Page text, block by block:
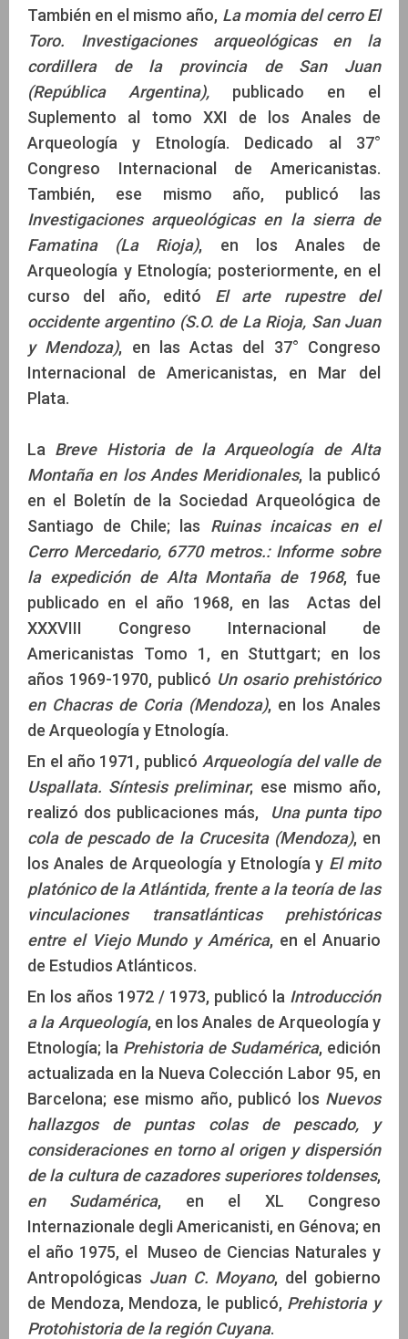
También en el mismo año, La momia del cerro El
Toro. Investigaciones arqueológicas en la
cordillera de la provincia de San Juan
(República Argentina), publicado en el
Suplemento al tomo XXI de los Anales de
Arqueología y Etnología. Dedicado al 37°
Congreso Internacional de Americanistas.
También, ese mismo año, publicó las
Investigaciones arqueológicas en la sierra de
Famatina (La Rioja), en los Anales de
Arqueología y Etnología; posteriormente, en el
curso del año, editó El arte rupestre del
occidente argentino (S.O. de La Rioja, San Juan
y Mendoza), en las Actas del 37° Congreso
Internacional de Americanistas, en Mar del
Plata.
La Breve Historia de la Arqueología de Alta
Montaña en los Andes Meridionales, la publicó
en el Boletín de la Sociedad Arqueológica de
Santiago de Chile; las Ruinas incaicas en el
Cerro Mercedario, 6770 metros.: Informe sobre
la expedición de Alta Montaña de 1968, fue
publicado en el año 1968, en las Actas del
XXXVIII Congreso Internacional de
Americanistas Tomo 1, en Stuttgart; en los
años 1969-1970, publicó Un osario prehistórico
en Chacras de Coria (Mendoza), en los Anales
de Arqueología y Etnología.
En el año 1971, publicó Arqueología del valle de
Uspallata. Síntesis preliminar; ese mismo año,
realizó dos publicaciones más,
Una punta tipo
cola de pescado de la Crucesita (Mendoza), en
los Anales de Arqueología y Etnología y El mito
platónico de la Atlántida, frente a la teoría de las
vinculaciones transatlánticas prehistóricas
entre el Viejo Mundo y América, en el Anuario
de Estudios Atlánticos.
En los años 1972 / 1973, publicó la Introducción
a la Arqueología, en los Anales de Arqueología y
Etnología; la Prehistoria de Sudamérica, edición
actualizada en la Nueva Colección Labor 95, en
Barcelona; ese mismo año, publicó los Nuevos
hallazgos de puntas colas de pescado, y
consideraciones en torno al origen y dispersión
de la cultura de cazadores superiores toldenses,
en Sudamérica, en el XL Congreso
Internazionale degli Americanisti, en Génova; en
el año 1975, el Museo de Ciencias Naturales y
Antropológicas Juan C. Moyano, del gobierno
de Mendoza, Mendoza, le publicó, Prehistoria y
Protohistoria de la región Cuyana.